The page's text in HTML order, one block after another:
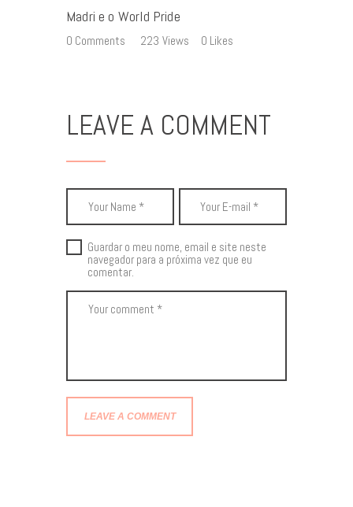
Madri e o World Pride
0 Comments 223 Views 0 Likes
LEAVE A COMMENT
Guardar o meu nome, email e site neste
navegador para a próxima vez que eu
comentar.